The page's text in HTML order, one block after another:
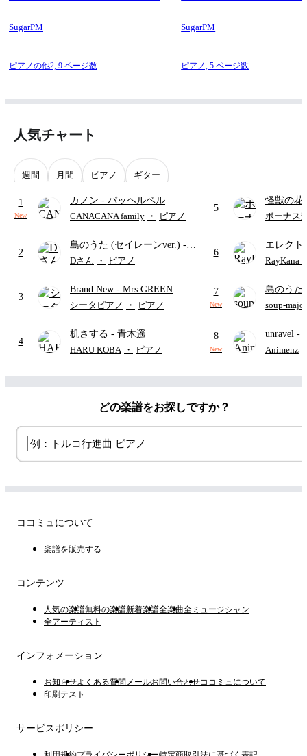
SugarPM
ピアノの他2, 9 ページ数
SugarPM
ピアノ,5 ページ数
人気チャート
週間 月間 ピアノ ギター
1
New
カノン - パッヘルベル
CANACANA family ・ ピアノ
2
島のうた (セイレーンver.) -
セイレーン(CV.鈴木みのり)
ード・ペダル付き/『映画ちい
かわ 人魚の島のひみつ』よ
Dさん ・ ピアノ
3
Brand New - Mrs.GREEN
APPLE
シータピアノ ・ ピアノ
4
机さする - 青木遥
HARU KOBA
・ ピアノ
5
怪獣の
ードパー
ボーナス
6
エレク
ディズニ
RayKana
7
New
島のうた
映画ちい
soup-majo
8
New
unravel -
雨
Animenz
どの楽譜をお探しですか？
ココミュについて
楽譜を販売する
コンテンツ
人気の楽譜無料の楽譜新着楽譜全楽曲全ミュージシャン
全アーティスト
インフォメーション
お知らせよくある質問 メールお問い合わせココミュについて
印刷テスト
サービスポリシー